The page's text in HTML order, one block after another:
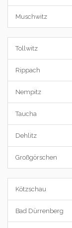
Muschwitz
Tollwitz
Rippach
Nempitz
Taucha
Dehlitz
Großgörschen
Kötzschau
Bad Dürrenberg